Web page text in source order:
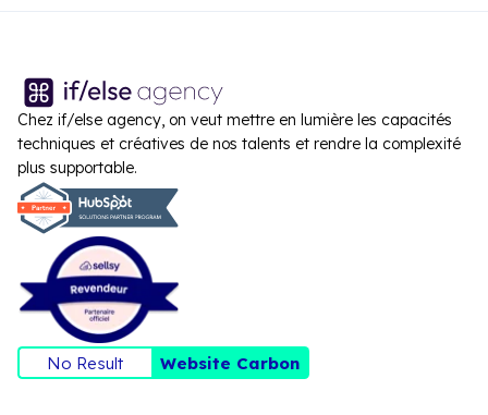
Chez if/else agency, on veut mettre en lumière les capacités
techniques et créatives de nos talents et rendre la complexité
plus supportable.
No Result Website Carbon